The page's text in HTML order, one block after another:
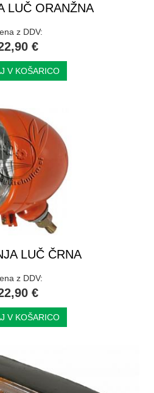
LUČ ORANŽNA
z DDV:
€
V KOŠARICO
LUČ ČRNA
z DDV:
€
V KOŠARICO